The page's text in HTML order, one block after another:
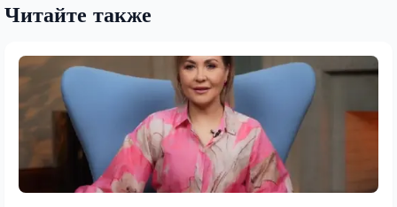
Читайте также